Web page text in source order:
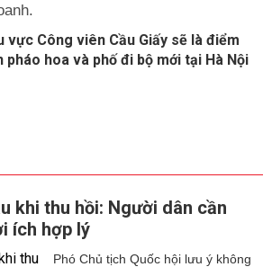
vực Công viên Cầu Giấy sẽ là điểm
pháo hoa và phố đi bộ mới tại Hà Nội
khi thu hồi: Người dân cần
ích hợp lý
Phó Chủ tịch Quốc hội lưu ý không